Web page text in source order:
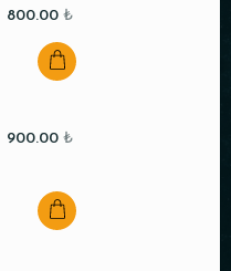
800.00 ₺
900.00 ₺